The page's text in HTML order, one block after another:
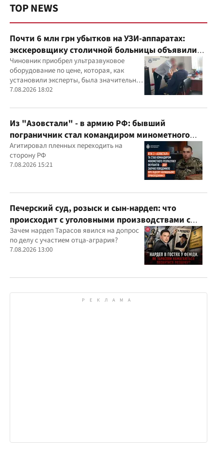
TOP NEWS
Почти 6 млн грн убытков на УЗИ-аппаратах:
экскеровщику столичной больницы объявили
подозрение
Чиновник приобрел ультразвуковое
оборудование по цене, которая, как
установили эксперты, была значительно
выше рыночной
7.08.2026 18:02
Из "Азовстали" - в армию РФ: бывший
пограничник стал командиром минометного
расчета оккупантов
Агитировал пленных переходить на
сторону РФ
7.08.2026 15:21
Печерский суд, розыск и сын-нардеп: что
происходит с уголовными производствами с
участием агробарона Тарасова?
Зачем нардеп Тарасов явился на допрос
по делу с участием отца-агрария?
7.08.2026 13:00